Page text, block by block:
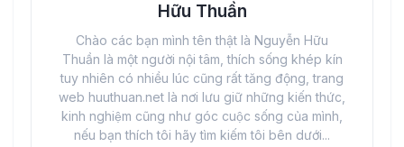
Hữu Thuần
Chào các bạn mình tên thật là Nguyễn Hữu
Thuần là một người nội tâm, thích sống khép kín
tuy nhiên có nhiều lúc cũng rất tăng động, trang
web huuthuan.net là nơi lưu giữ những kiến thức,
kinh nghiệm cũng như góc cuộc sống của mình,
nếu bạn thích tôi hãy tìm kiếm tôi bên dưới...